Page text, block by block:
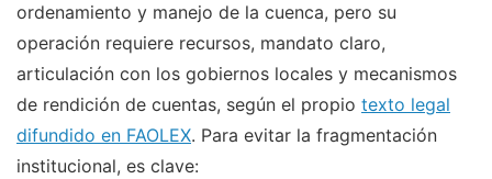
ordenamiento y manejo de la cuenca, pero su
operación requiere recursos, mandato claro,
articulación con los gobiernos locales y mecanismos
de rendición de cuentas, según el propio texto legal
difundido en FAOLEX. Para evitar la fragmentación
institucional, es clave: